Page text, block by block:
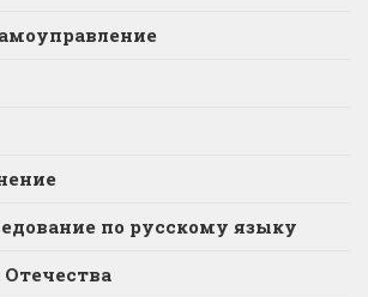
по русскому языку